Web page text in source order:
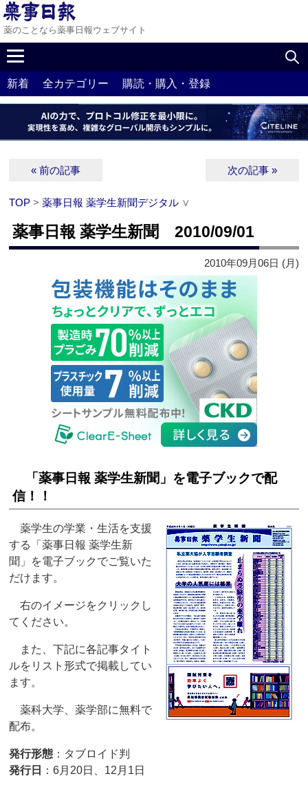
薬のことなら薬事日報ウェブサイト
新着 全カテゴリー 購読・購入・登録
« 前の記事 次の記事 »
TOP >薬事日報 薬学生新聞デジタル ∨
薬事日報 薬学生新聞 2010/09/01
2010年09月06日 (月)
「薬事日報 薬学生新聞」を電子ブックで配
信！！
薬学生の学業・生活を支援
する「薬事日報 薬学生新
聞」を電子ブックでご覧いた
だけます。
右のイメージをクリックし
てください。
また、下記に各記事タイト
ルをリスト形式で掲載してい
ます。
薬科大学、薬学部に無料で
配布。
発行形態 ：タブロイド判
発行日
：6月20日、12月1日